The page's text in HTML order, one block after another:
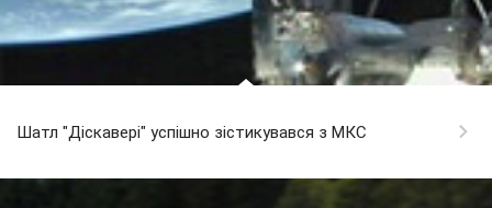
Шатл "Діскавері" успішно зістикувався з МКС